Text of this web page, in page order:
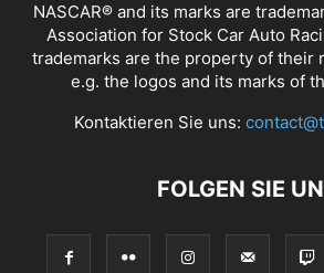
NASCAR® and its marks are
Association for Stock Car Auto
trademarks are the property of their
e.g. the logos and its marks of
Kontaktieren Sie uns:
FOLGEN SIE